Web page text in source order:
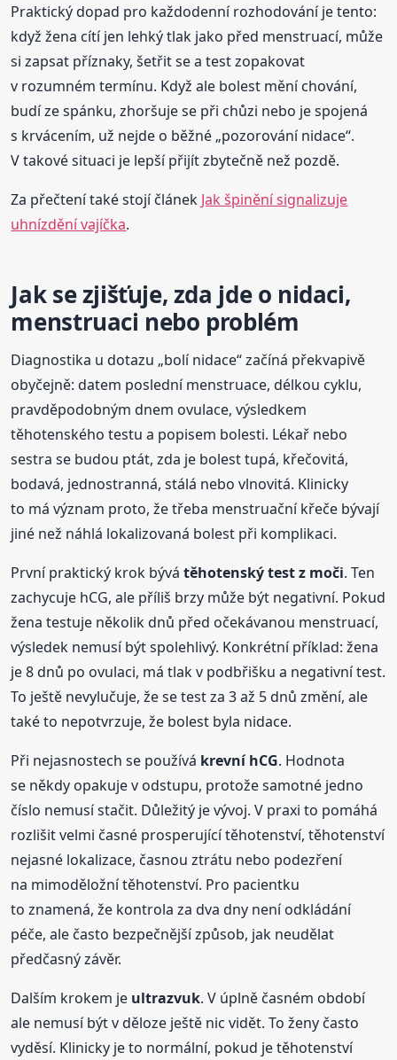
Praktický dopad pro každodenní rozhodování je tento:
když žena cítí jen lehký tlak jako před menstruací, může
si zapsat příznaky, šetřit se a test zopakovat
v rozumném termínu. Když ale bolest mění chování,
budí ze spánku, zhoršuje se při chůzi nebo je spojená
s krvácením, už nejde o běžné „pozorování nidace“.
V takové situaci je lepší přijít zbytečně než pozdě.
Za přečtení také stojí článek Jak špinění signalizuje
uhnízdění vajíčka.
Jak se zjišťuje, zda jde o nidaci,
menstruaci nebo problém
Diagnostika u dotazu „bolí nidace“ začíná překvapivě
obyčejně: datem poslední menstruace, délkou cyklu,
pravděpodobným dnem ovulace, výsledkem
těhotenského testu a popisem bolesti. Lékař nebo
sestra se budou ptát, zda je bolest tupá, křečovitá,
bodavá, jednostranná, stálá nebo vlnovitá. Klinicky
to má význam proto, že třeba menstruační křeče bývají
jiné než náhlá lokalizovaná bolest při komplikaci.
První praktický krok bývátěhotenský test z moči. Ten
zachycuje hCG, ale příliš brzy může být negativní. Pokud
žena testuje několik dnů před očekávanou menstruací,
výsledek nemusí být spolehlivý. Konkrétní příklad: žena
je 8 dnů po ovulaci, má tlak v podbřišku a negativní test.
To ještě nevylučuje, že se test za 3 až 5 dnů změní, ale
také to nepotvrzuje, že bolest byla nidace.
Při nejasnostech se používá krevní hCG. Hodnota
se někdy opakuje v odstupu, protože samotné jedno
číslo nemusí stačit. Důležitý je vývoj. V praxi to pomáhá
rozlišit velmi časné prosperující těhotenství, těhotenství
nejasné lokalizace, časnou ztrátu nebo podezření
na mimoděložní těhotenství. Pro pacientku
to znamená, že kontrola za dva dny není odkládání
péče, ale často bezpečnější způsob, jak neudělat
předčasný závěr.
Dalším krokem je ultrazvuk. V úplně časném období
ale nemusí být v děloze ještě nic vidět. To ženy často
vyděsí. Klinicky je to normální, pokud je těhotenství